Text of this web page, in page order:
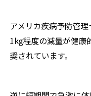
アメリカ疾病予防管
1kg程度の減量が健康
奨されています。